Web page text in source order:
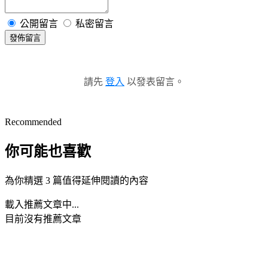
公開留言 私密留言
發佈留言
請先 登入 以發表留言。
Recommended
你可能也喜歡
為你精選 3 篇值得延伸閱讀的內容
載入推薦文章中...
目前沒有推薦文章